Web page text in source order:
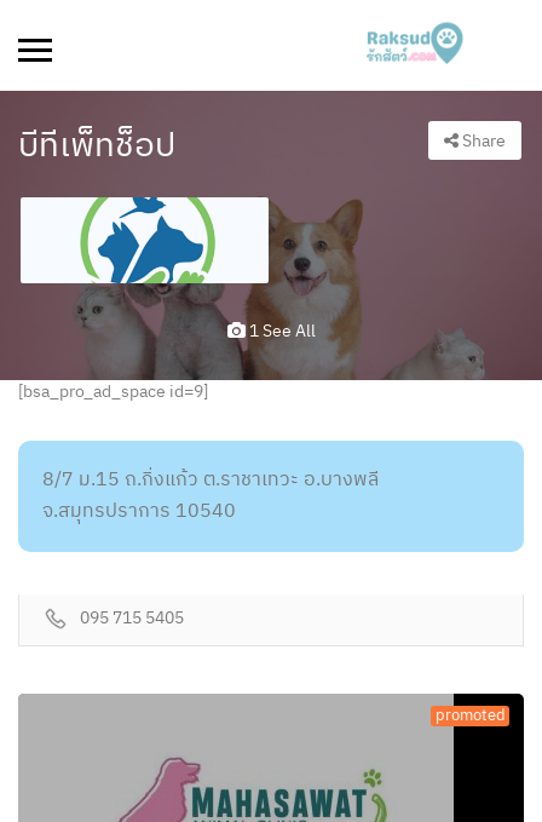
บีทีเพ็ทช็อป Share
1 See All
[bsa_pro_ad_space id=9]
8/7 ม.15 ถ.กิ่งแก้ว ต.ราชาเทวะ อ.บางพลี
จ.สมุทรปราการ 10540
095 715 5405
promoted